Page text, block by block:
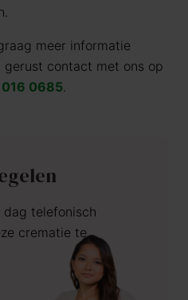
meer informatie
gerust contact met ons op
0685.
telefonisch
crematie te